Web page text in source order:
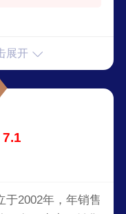
展开
7.1
于2002年，年销售